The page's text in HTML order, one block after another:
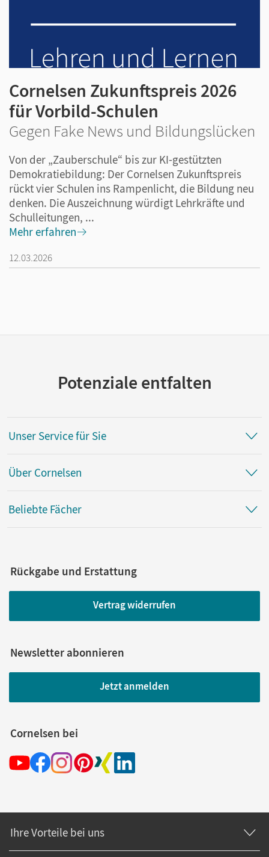
Cornelsen Zukunftspreis 2026
für Vorbild-Schulen
Gegen Fake News und Bildungslücken
Von der „Zauberschule“ bis zur KI-gestützten
Demokratiebildung: Der Cornelsen Zukunftspreis
rückt vier Schulen ins Rampenlicht, die Bildung neu
denken. Die Auszeichnung würdigt Lehrkräfte und
Schulleitungen, ...
Mehr erfahren
12.03.2026
Potenziale entfalten
Unser Service für Sie
Über Cornelsen
Beliebte Fächer
Rückgabe und Erstattung
Vertrag widerrufen
Newsletter abonnieren
Jetzt anmelden
Cornelsen bei
Ihre Vorteile bei uns